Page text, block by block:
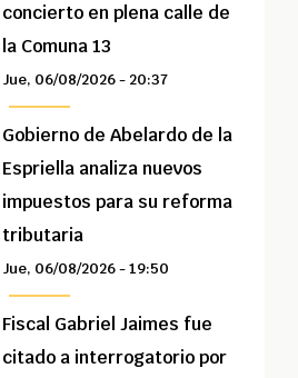
concierto en plena calle de
la Comuna 13
Jue, 06/08/2026 - 20:37
Gobierno de Abelardo de la
Espriella analiza nuevos
impuestos para su reforma
tributaria
Jue, 06/08/2026 - 19:50
Fiscal Gabriel Jaimes fue
citado a interrogatorio por